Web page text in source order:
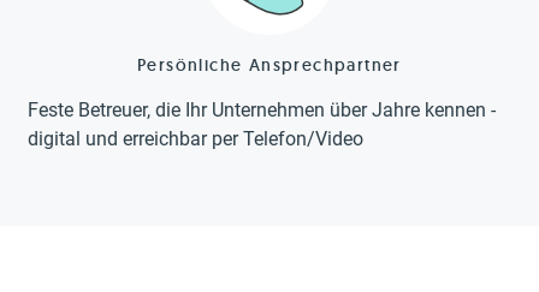
Persönliche Ansprechpartner
Feste Betreuer, die Ihr Unternehmen über Jahre kennen -
digital und erreichbar per Telefon/Video